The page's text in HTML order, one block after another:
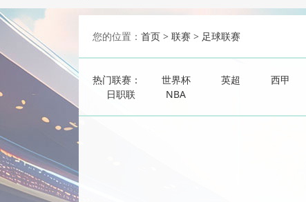
您的位置： 首页 > 联赛 > 足球联赛
热门联赛： 世界杯 英超 西甲
日职联
NBA